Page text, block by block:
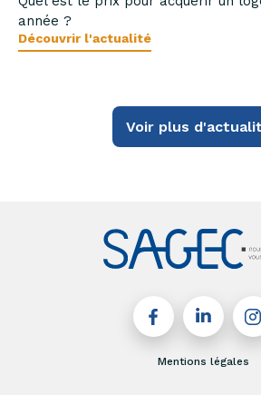
année ?
Découvrir l'actualité
Voir plus
Mentions légales